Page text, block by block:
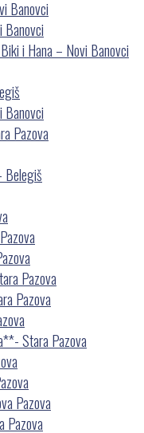
Banovci
Banovci
i Hana – Novi Banovci
Pazova
Belegiš
Pazova
Pazova
Stara Pazova
Pazova
Pazova